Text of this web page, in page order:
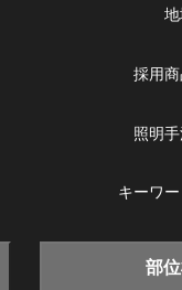
採用
照明
キーワー
部